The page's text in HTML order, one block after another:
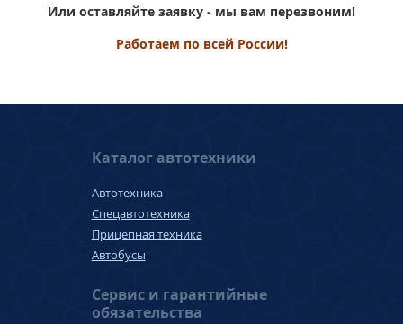
Или оставляйте заявку - мы вам перезвоним!
Работаем по всей России!
Каталог автотехники
Автотехника
Спецавтотехника
Прицепная техника
Автобусы
Сервис и гарантийные
обязательства